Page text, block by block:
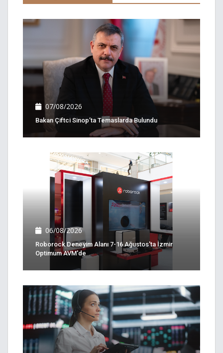
07/08/2026
Bakan Çiftci Sinop’ta Temaslarda Bulundu
06/08/2026
Roborock Deneyim Alanı 7-16 Ağustos'ta İzmir
Optimum AVM'de